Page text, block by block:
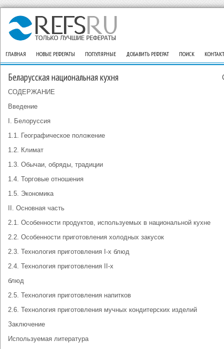
ГЛАВНАЯ НОВЫЕ РЕФЕРАТЫ ПОПУЛЯРНЫЕ ДОБАВИТЬ РЕФЕРАТ ПОИСК
Беларусская национальная кухня
СОДЕРЖАНИЕ
Введение
I. Белоруссия
1.1. Географическое положение
1.2. Климат
1.3. Обычаи, обряды, традиции
1.4. Торговые отношения
1.5. Экономика
II. Основная часть
2.1. Особенности продуктов, используемых в национальной кухне
2.2. Особенности приготовления холодных закусок
2.3. Технология приготовления I-х блюд
2.4. Технология приготовления II-х
блюд
2.5. Технология приготовления напитков
2.6. Технология приготовления мучных кондитерских изделий
Заключение
Используемая литература